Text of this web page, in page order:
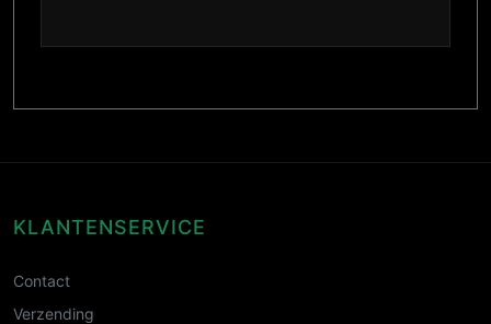
KLANTENSERVICE
Contact
Verzending